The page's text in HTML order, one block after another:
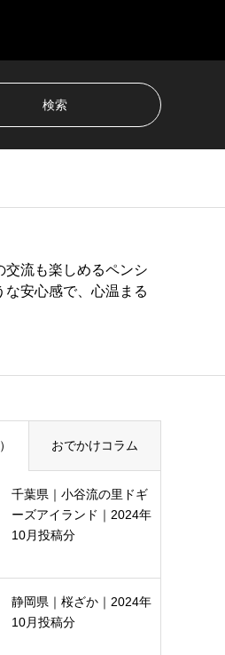
流も楽しめるペンシ
安心感で、心温まる
おでかけコラム
千葉県｜小谷流の里ドギ
ーズアイランド｜2024年
10月投稿分
静岡県｜桜ざか｜2024年
10月投稿分